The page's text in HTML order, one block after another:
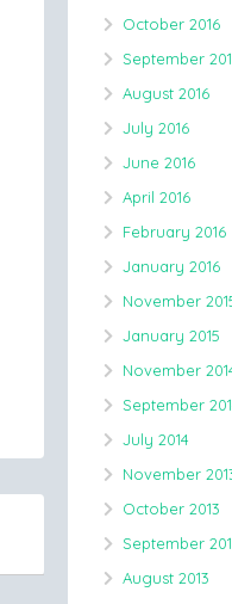
October 2016
September
August 2016
July 2016
June 2016
April 2016
February 2016
January 2016
November
January 2015
November
September
July 2014
November
October 2013
September
August 2013